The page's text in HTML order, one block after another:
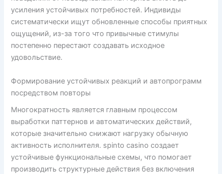
усиления устойчивых потребностей. Индивиды
систематически ищут обновленные способы приятных
ощущений, из-за того что привычные стимулы
постепенно перестают создавать исходное
удовольствие.
Формирование устойчивых реакций и автопрограмм
посредством повторы
Многократность является главным процессом
выработки паттернов и автоматических действий,
которые значительно снижают нагрузку обычную
активность исполнителя. spinto casino создает
устойчивые функциональные схемы, что помогает
производить структурные действия без включения